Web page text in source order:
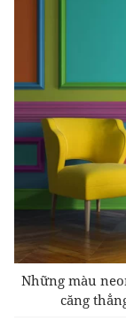
Những màu
căng